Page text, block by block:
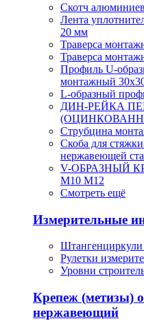
Скотч
Лента
20 мм
Траверса
Траверса
Профиль U-
монтажный
L-образный
ДИН-РЕЙКА
Струбцина
Скоба для
нержавеющей
V-ОБРАЗНЫЙ
М10 М12
Смотреть ещё
Измерительные
Штангенциркули
Рулетки
Уровни
Крепеж (метизы)
нержавеющий